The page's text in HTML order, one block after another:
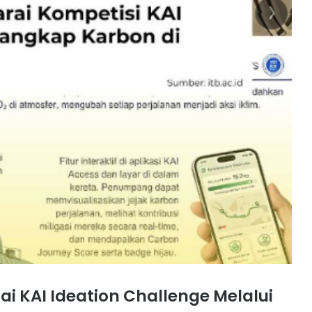
KAI Ideation Challenge Melalui
Nasional
Produksi
Bersih
Konperensi Nasional Produksi